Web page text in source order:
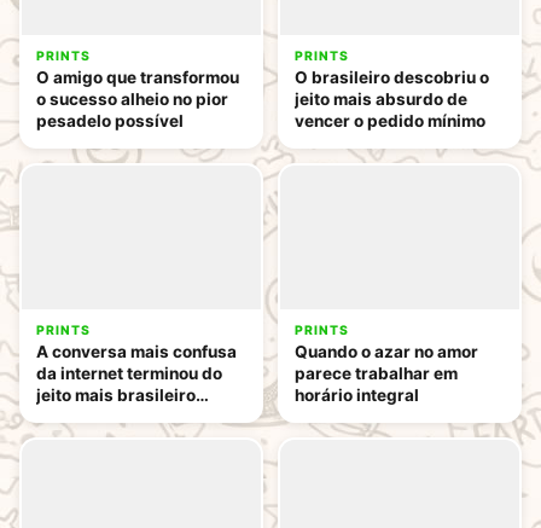
PRINTS
O amigo que transformou
o sucesso alheio no pior
pesadelo possível
PRINTS
O brasileiro descobriu o
jeito mais absurdo de
vencer o pedido mínimo
PRINTS
A conversa mais confusa
da internet terminou do
jeito mais brasileiro
PRINTS
Quando o azar no amor
parece trabalhar em
horário integral